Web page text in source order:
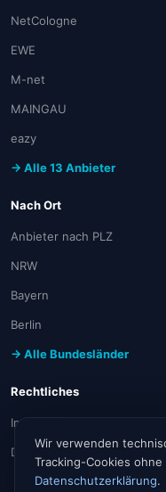
NetCologne
EWE
M-net
MAINGAU
eazy
→ Alle 13 Anbieter
Nach Ort
Anbieter nach PLZ
NRW
Bayern
Berlin
→ Alle Bundesländer
Rechtliches
Impressum
Datenschutz
Wir verwenden
Tracking-Cookies
Datenschutzerklärung.